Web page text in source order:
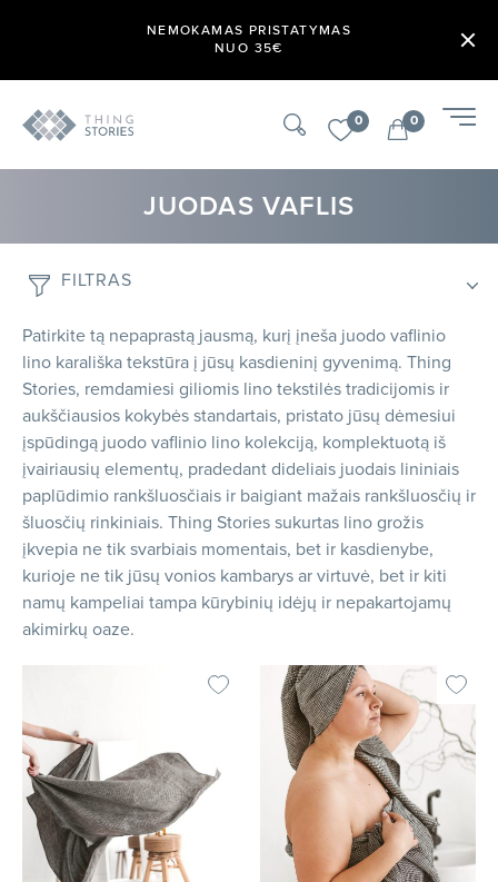
NEMOKAMAS PRISTATYMAS
NUO 35€
0 0
JUODAS VAFLIS
FILTRAS
Patirkite tą nepaprastą jausmą, kurį įneša juodo vaflinio
lino karališka tekstūra į jūsų kasdieninį gyvenimą. Thing
Stories, remdamiesi giliomis lino tekstilės tradicijomis ir
aukščiausios kokybės standartais, pristato jūsų dėmesiui
įspūdingą juodo vaflinio lino kolekciją, komplektuotą iš
įvairiausių elementų, pradedant dideliais juodais lininiais
paplūdimio rankšluosčiais ir baigiant mažais rankšluosčių ir
šluosčių rinkiniais. Thing Stories sukurtas lino grožis
įkvepia ne tik svarbiais momentais, bet ir kasdienybe,
kurioje ne tik jūsų vonios kambarys ar virtuvė, bet ir kiti
namų kampeliai tampa kūrybinių idėjų ir nepakartojamų
akimirkų oaze.